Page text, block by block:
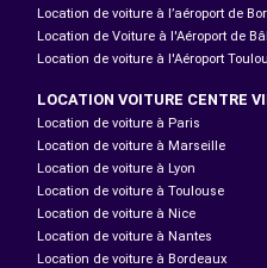
Location de voiture à l’aéroport de
Location de Voiture à l'Aéroport de
Location de voiture à l'Aéroport
LOCATION VOITURE CENTRE
Location de voiture à Paris
Location de voiture à Marseille
Location de voiture à Lyon
Location de voiture à Toulouse
Location de voiture à Nice
Location de voiture à Nantes
Location de voiture à Bordeaux